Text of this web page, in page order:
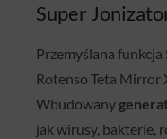
Super
Przemyślana
Rotenso Teta Mirror
Wbudowany
jak wirusy, bakterie,